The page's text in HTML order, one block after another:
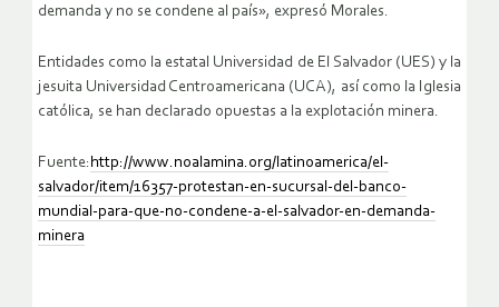
demanda y no se condene al país», expresó Morales.
Entidades como la estatal Universidad de El Salvador (UES) y la
jesuita Universidad Centroamericana (UCA), así como la Iglesia
católica, se han declarado opuestas a la explotación minera.
Fuente: http://www.noalamina.org/latinoamerica/el-
salvador/item/16357-protestan-en-sucursal-del-banco-
mundial-para-que-no-condene-a-el-salvador-en-demanda-
minera